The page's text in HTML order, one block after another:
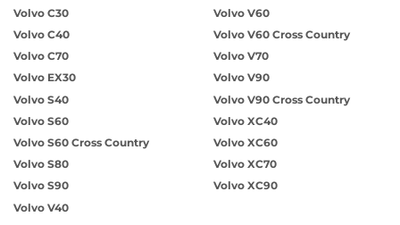
Volvo C30
Volvo C40
Volvo C70
Volvo EX30
Volvo S40
Volvo S60
Volvo S60 Cross Country
Volvo S80
Volvo S90
Volvo V40
Volvo V60
Volvo V60 Cross Country
Volvo V70
Volvo V90
Volvo V90 Cross Country
Volvo XC40
Volvo XC60
Volvo XC70
Volvo XC90